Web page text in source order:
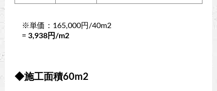
※単価：165,000円/40m2
= 3,938円/m2
◆施工面積60m2